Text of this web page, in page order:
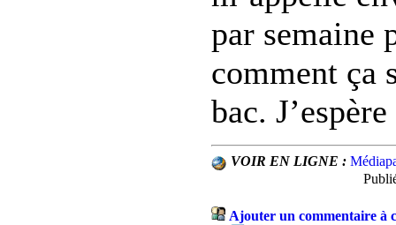
par semaine
comment ça
bac.
VOIR EN LIGNE :
Ajouter un commentaire à